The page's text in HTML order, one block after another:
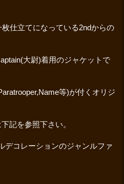
仕立てになっている2ndからの
大尉)着用のジャケットで
等)が付くオリジ
記を参照下さい。
デコレーションのジャンルファ